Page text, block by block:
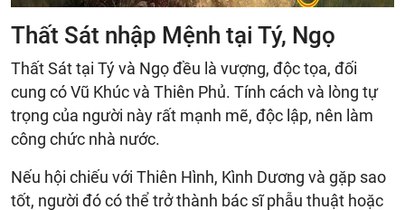
Thất Sát nhập Mệnh tại Tý, Ngọ
Thất Sát tại Tý và Ngọ đều là vượng, độc tọa, đối
cung có Vũ Khúc và Thiên Phủ. Tính cách và lòng tự
trọng của người này rất mạnh mẽ, độc lập, nên làm
công chức nhà nước.
Nếu hội chiếu với Thiên Hình, Kình Dương và gặp sao
tốt, người đó có thể trở thành bác sĩ phẫu thuật hoặc